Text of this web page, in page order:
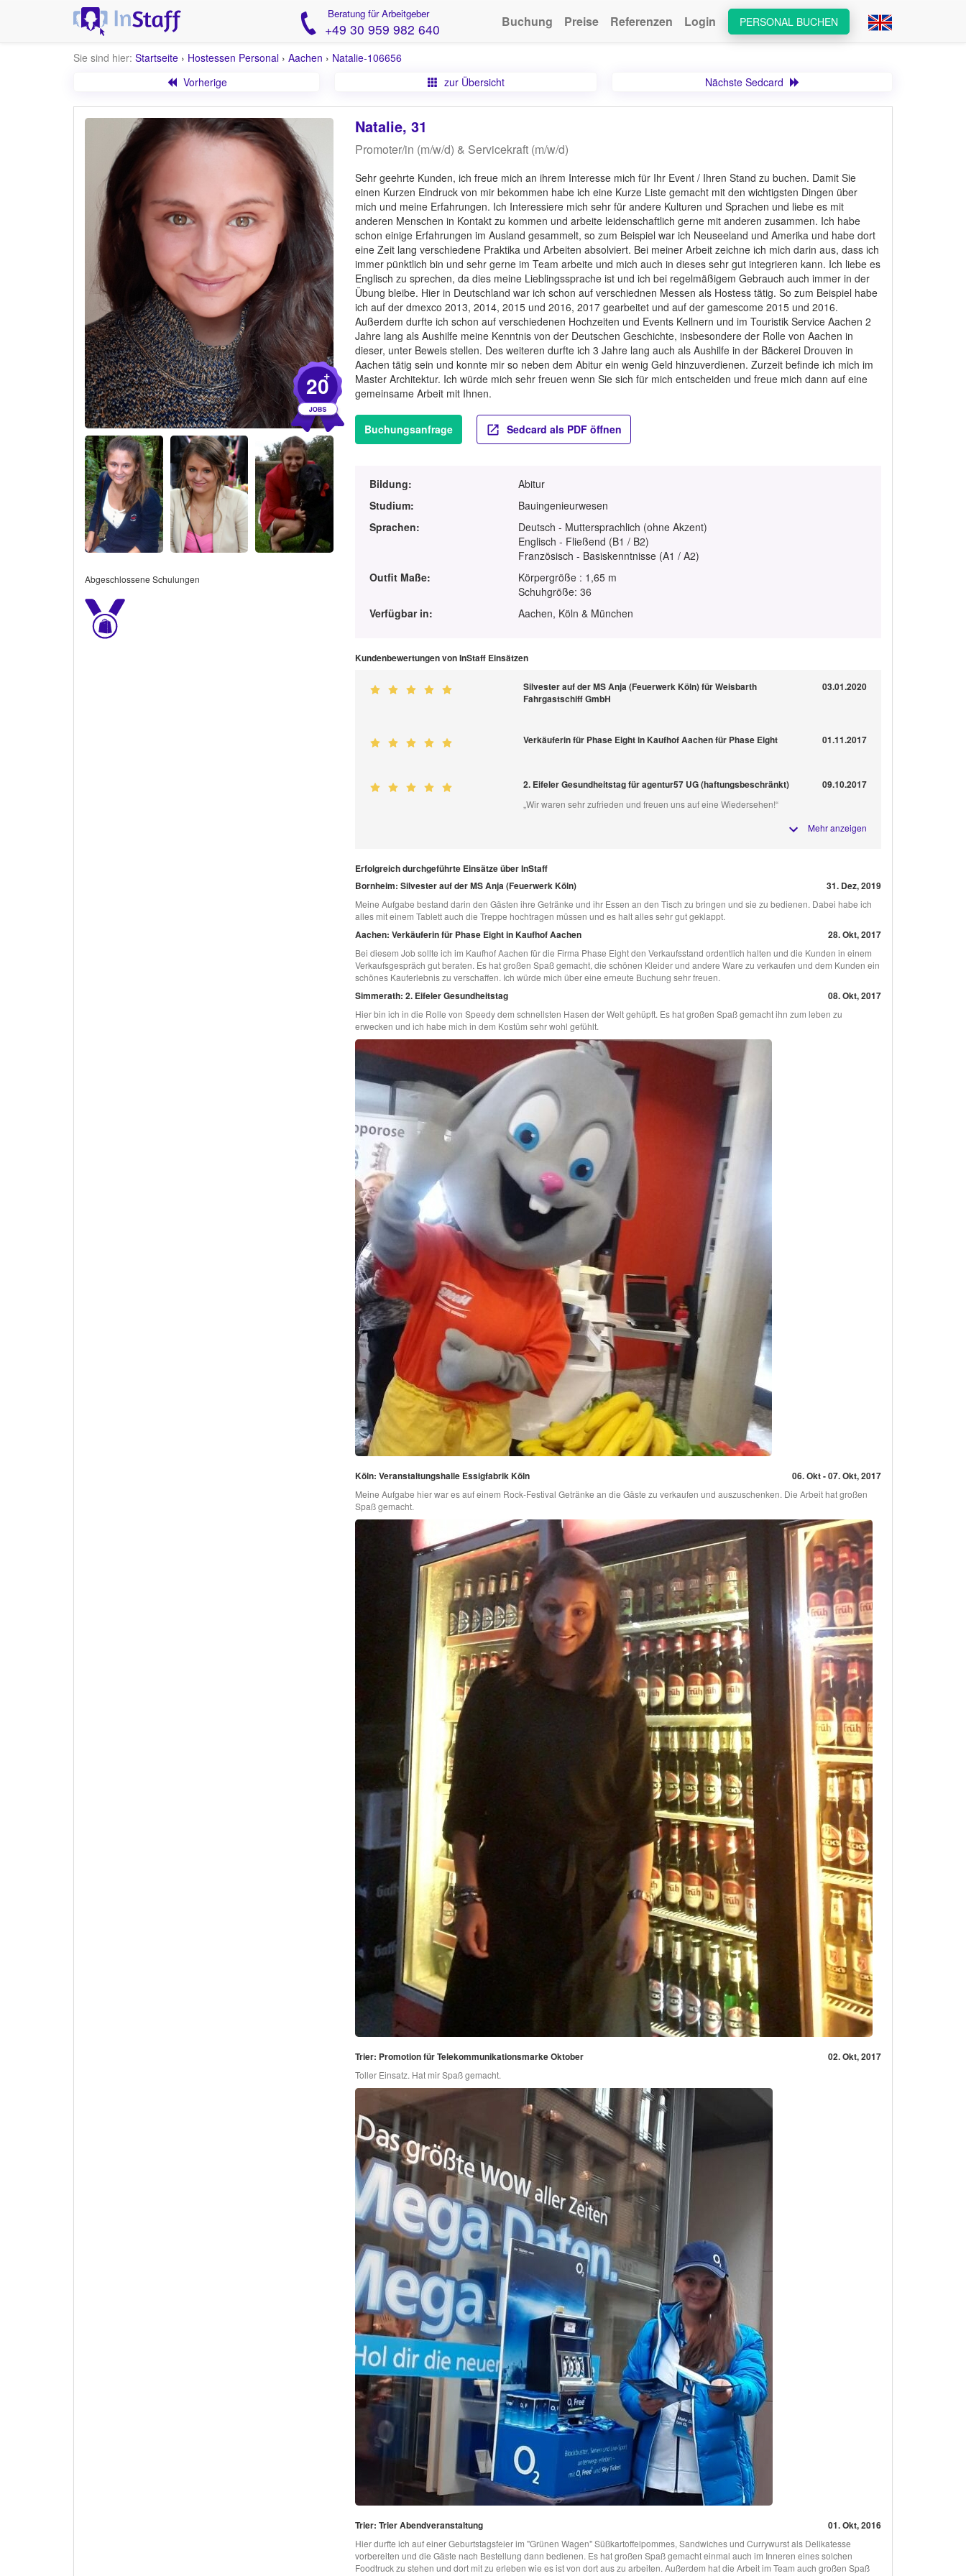
Beratung für Arbeitgeber
+49 30 959 982 640 PERSONAL BUCHEN
Buchung Preise Referenzen Login
Sie sind hier: Startseite › Hostessen Personal › Aachen › Natalie-106656
Vorherige
zur Übersicht Nächste Sedcard
20
+
Abgeschlossene Schulungen
Natalie, 31
Promoter/in (m/w/d) & Servicekraft (m/w/d)
Sehr geehrte Kunden, ich freue mich an ihrem Interesse mich für Ihr Event / Ihren Stand zu buchen. Damit Sie
einen Kurzen Eindruck von mir bekommen habe ich eine Kurze Liste gemacht mit den wichtigsten Dingen über
mich und meine Erfahrungen. Ich Interessiere mich sehr für andere Kulturen und Sprachen und liebe es mit
anderen Menschen in Kontakt zu kommen und arbeite leidenschaftlich gerne mit anderen zusammen. Ich habe
schon einige Erfahrungen im Ausland gesammelt, so zum Beispiel war ich Neuseeland und Amerika und habe dort
eine Zeit lang verschiedene Praktika und Arbeiten absolviert. Bei meiner Arbeit zeichne ich mich darin aus, dass ich
immer pünktlich bin und sehr gerne im Team arbeite und mich auch in dieses sehr gut integrieren kann. Ich liebe es
Englisch zu sprechen, da dies meine Lieblingssprache ist und ich bei regelmäßigem Gebrauch auch immer in der
Übung bleibe. Hier in Deutschland war ich schon auf verschiednen Messen als Hostess tätig. So zum Beispiel habe
ich auf der dmexco 2013, 2014, 2015 und 2016, 2017 gearbeitet und auf der gamescome 2015 und 2016.
Außerdem durfte ich schon auf verschiedenen Hochzeiten und Events Kellnern und im Touristik Service Aachen 2
Jahre lang als Aushilfe meine Kenntnis von der Deutschen Geschichte, insbesondere der Rolle von Aachen in
dieser, unter Beweis stellen. Des weiteren durfte ich 3 Jahre lang auch als Aushilfe in der Bäckerei Drouven in
Aachen tätig sein und konnte mir so neben dem Abitur ein wenig Geld hinzuverdienen. Zurzeit befinde ich mich im
Master Architektur. Ich würde mich sehr freuen wenn Sie sich für mich entscheiden und freue mich dann auf eine
gemeinsame Arbeit mit Ihnen.
Buchungsanfrage Sedcard als PDF öffnen
Bildung:
Abitur
Studium:
Bauingenieurwesen
Sprachen:
Deutsch - Muttersprachlich (ohne Akzent)
Englisch - Fließend (B1 / B2)
Französisch - Basiskenntnisse (A1 / A2)
Outfit Maße:
Körpergröße : 1,65 m
Schuhgröße: 36
Verfügbar in:
Aachen, Köln & München
Kundenbewertungen von InStaff Einsätzen
Silvester auf der MS Anja (Feuerwerk Köln) für Weisbarth
Fahrgastschiff GmbH
03.01.2020
Verkäuferin für Phase Eight in Kaufhof Aachen für Phase Eight 01.11.2017
2. Eifeler Gesundheitstag für agentur57 UG (haftungsbeschränkt) 09.10.2017
„Wir waren sehr zufrieden und freuen uns auf eine Wiedersehen!“
Mehr anzeigen
Erfolgreich durchgeführte Einsätze über InStaff
Bornheim: Silvester auf der MS Anja (Feuerwerk Köln)
31. Dez, 2019
Meine Aufgabe bestand darin den Gästen ihre Getränke und ihr Essen an den Tisch zu bringen und sie zu bedienen. Dabei habe ich
alles mit einem Tablett auch die Treppe hochtragen müssen und es halt alles sehr gut geklappt.
Aachen: Verkäuferin für Phase Eight in Kaufhof Aachen 28. Okt, 2017
Bei diesem Job sollte ich im Kaufhof Aachen für die Firma Phase Eight den Verkaufsstand ordentlich halten und die Kunden in einem
Verkaufsgespräch gut beraten. Es hat großen Spaß gemacht, die schönen Kleider und andere Ware zu verkaufen und dem Kunden ein
schönes Kauferlebnis zu verschaffen. Ich würde mich über eine erneute Buchung sehr freuen.
Simmerath: 2. Eifeler Gesundheitstag 08. Okt, 2017
Hier bin ich in die Rolle von Speedy dem schnellsten Hasen der Welt gehüpft. Es hat großen Spaß gemacht ihn zum leben zu
erwecken und ich habe mich in dem Kostüm sehr wohl gefühlt.
Köln: Veranstaltungshalle Essigfabrik Köln 06. Okt - 07. Okt, 2017
Meine Aufgabe hier war es auf einem Rock-Festival Getränke an die Gäste zu verkaufen und auszuschenken. Die Arbeit hat großen
Spaß gemacht.
Trier: Promotion für Telekommunikationsmarke Oktober 02. Okt, 2017
Toller Einsatz. Hat mir Spaß gemacht.
Trier: Trier Abendveranstaltung 01. Okt, 2016
Hier durfte ich auf einer Geburtstagsfeier im "Grünen Wagen" Süßkartoffelpommes, Sandwiches und Currywurst als Delikatesse
vorbereiten und die Gäste nach Bestellung dann bedienen. Es hat großen Spaß gemacht einmal auch im Inneren eines solchen
Foodtruck zu stehen und dort mit zu erleben wie es ist von dort aus zu arbeiten. Außerdem hat die Arbeit im Team auch großen Spaß